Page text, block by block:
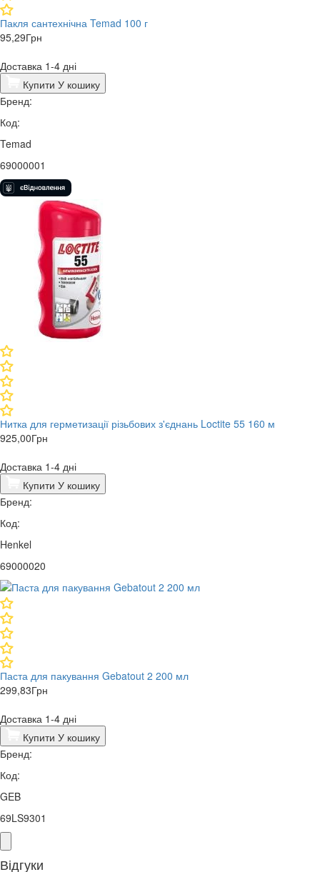
Пакля сантехнічна Temad 100 г
95,29Грн
Доставка 1-4 дні
Купити У кошику
Бренд:
Код:
Temad
69000001
Нитка для герметизації різьбових з'єднань Loctite 55 160 м
925,00Грн
Доставка 1-4 дні
Купити У кошику
Бренд:
Код:
Henkel
69000020
Паста для пакування Gebatout 2 200 мл
299,83Грн
Доставка 1-4 дні
Купити У кошику
Бренд:
Код:
GEB
69LS9301
Відгуки